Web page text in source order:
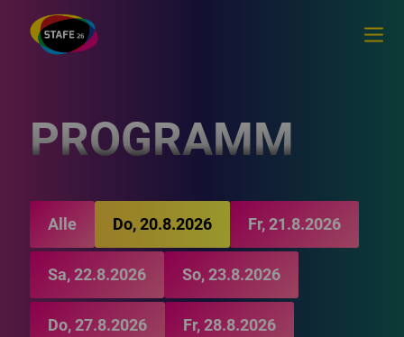
PROGRAMM
Alle Do, 20.8.2026 Fr, 21.8.2026
Sa, 22.8.2026 So, 23.8.2026
Do, 27.8.2026 Fr, 28.8.2026